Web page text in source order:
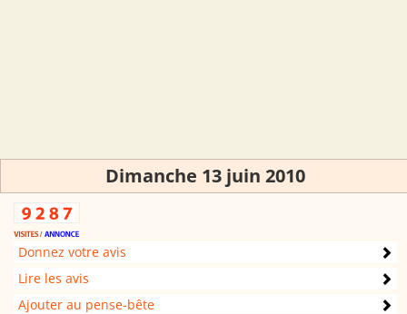
Dimanche 13 juin 2010
Donnez votre avis
Lire les avis
Ajouter au pense-bête